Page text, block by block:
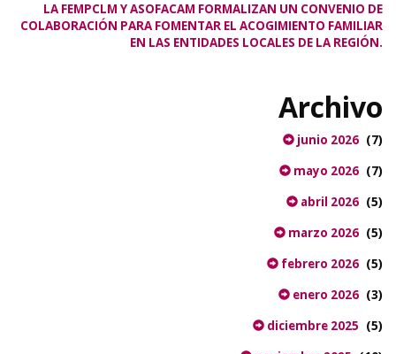
LA FEMPCLM Y ASOFACAM FORMALIZAN UN CONVENIO DE
COLABORACIÓN PARA FOMENTAR EL ACOGIMIENTO FAMILIAR
EN LAS ENTIDADES LOCALES DE LA REGIÓN.
Archivo
junio 2026 (7)
mayo 2026 (7)
abril 2026 (5)
marzo 2026 (5)
febrero 2026 (5)
enero 2026 (3)
diciembre 2025 (5)